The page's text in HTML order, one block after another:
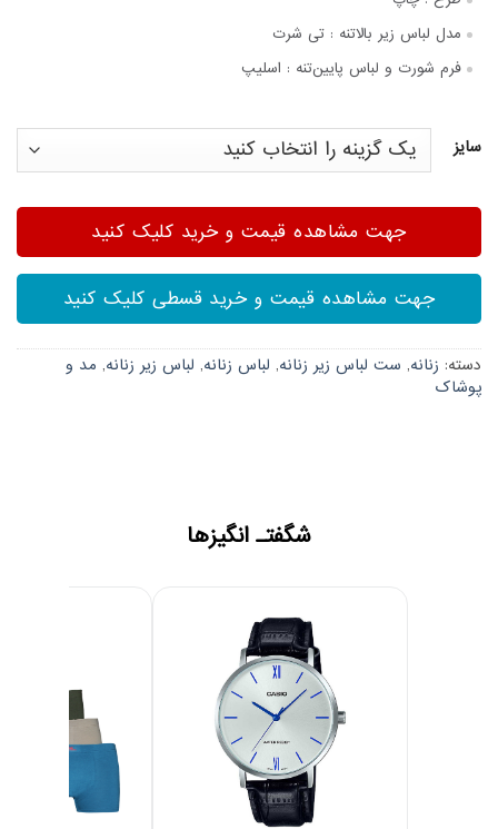
مدل لباس زیر بالاتنه : تی شرت
فرم شورت و لباس پایین‌تنه : اسلیپ
سایز
جهت مشاهده قیمت و خرید کلیک کنید
جهت مشاهده قیمت و خرید قسطی کلیک کنید
دسته: زنانه, ست لباس زیر زنانه, لباس زنانه, لباس زیر زنانه, مد و
پوشاک
شگفتـ انگیزها